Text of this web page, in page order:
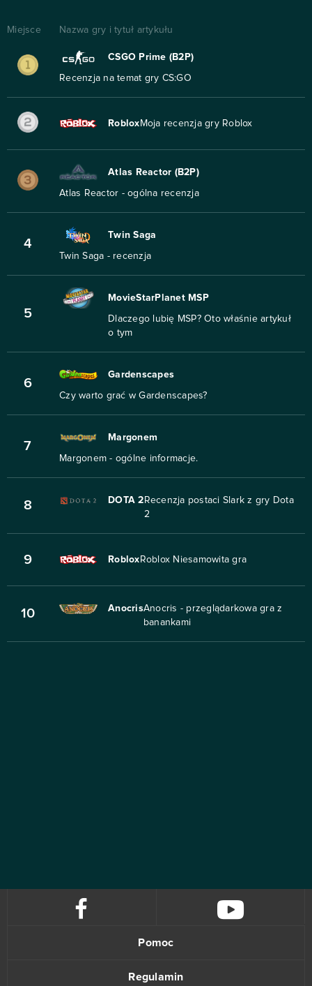
Miejsce Nazwa gry i tytuł artykułu
CSGO Prime (B2P)
Recenzja na temat gry CS:GO
Roblox Moja recenzja gry Roblox
Atlas Reactor (B2P)
Atlas Reactor - ogólna recenzja
4
Twin Saga
Twin Saga - recenzja
5
MovieStarPlanet MSP
Dlaczego lubię MSP? Oto właśnie artykuł
o tym
6
Gardenscapes
Czy warto grać w Gardenscapes?
7
Margonem
Margonem - ogólne informacje.
8 DOTA 2 Recenzja postaci Slark z gry Dota
2
9 Roblox Roblox Niesamowita gra
10 AnocrisAnocris - przeglądarkowa gra z
banankami
Pomoc
Regulamin